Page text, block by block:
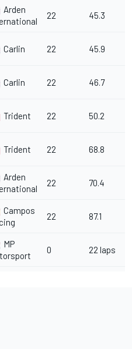
Arden
22 45.3
Carlin 22 45.9
Carlin 22 46.7
Trident 22 50.2
Trident 22 68.8
Arden
22 70.4
Campos
22 87.1
MP
0 22 laps